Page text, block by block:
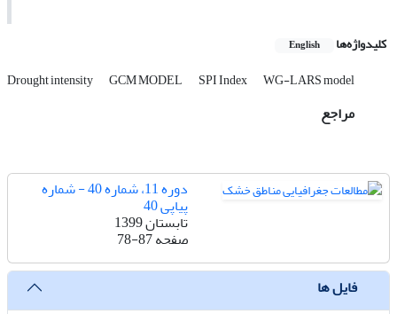
کلیدواژه‌ها English
Drought intensity GCM MODEL SPI Index WG-LARS model
مراجع
دوره 11، شماره 40 - شماره
پیاپی 40
تابستان 1399
صفحه78-87
فایل ها